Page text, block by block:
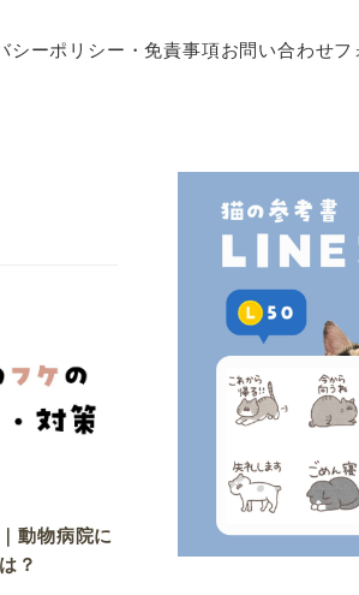
シーポリシー・免責事項お問い合わせフ
動物病院に
？